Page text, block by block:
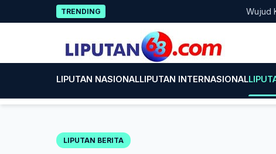
to
TRENDING Wujud
LIPUTAN NASIONALLIPUTAN INTERNASIONAL
LIPUTAN BERITA